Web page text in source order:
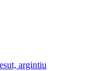
argintiu